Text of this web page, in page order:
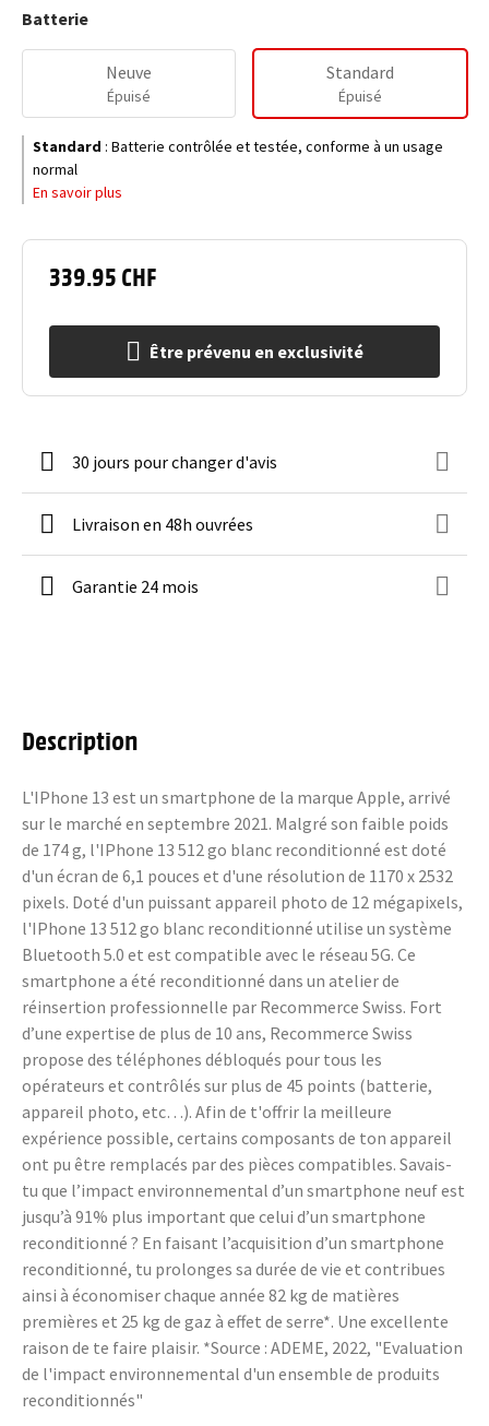
339.95 CHF
Être prévenu en exclusivité
Batterie
Neuve
Épuisé
Standard
Épuisé
Standard : Batterie contrôlée et testée, conforme à un usage
normal
En savoir plus
30 jours pour changer d'avis
Livraison en 48h ouvrées
Garantie 24 mois
Description
L'IPhone 13 est un smartphone de la marque Apple, arrivé
sur le marché en septembre 2021. Malgré son faible poids
de 174 g, l'IPhone 13 512 go blanc reconditionné est doté
d'un écran de 6,1 pouces et d'une résolution de 1170 x 2532
pixels. Doté d'un puissant appareil photo de 12 mégapixels,
l'IPhone 13 512 go blanc reconditionné utilise un système
Bluetooth 5.0 et est compatible avec le réseau 5G. Ce
smartphone a été reconditionné dans un atelier de
réinsertion professionnelle par Recommerce Swiss. Fort
d’une expertise de plus de 10 ans, Recommerce Swiss
propose des téléphones débloqués pour tous les
opérateurs et contrôlés sur plus de 45 points (batterie,
appareil photo, etc…). Afin de t'offrir la meilleure
expérience possible, certains composants de ton appareil
ont pu être remplacés par des pièces compatibles. Savais-
tu que l’impact environnemental d’un smartphone neuf est
jusqu’à 91% plus important que celui d’un smartphone
reconditionné ? En faisant l’acquisition d’un smartphone
reconditionné, tu prolonges sa durée de vie et contribues
ainsi à économiser chaque année 82 kg de matières
premières et 25 kg de gaz à effet de serre*. Une excellente
raison de te faire plaisir. *Source : ADEME, 2022, "Evaluation
de l'impact environnemental d'un ensemble de produits
reconditionnés"